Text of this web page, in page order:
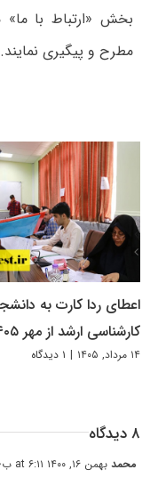
مطرح و پیگیری نمایند.
اعطای ردا کارت به
کارشناسی ارشد از مهر ۱۴۰۵
۱۴ مرداد, ۱۴۰۵ | ۱ دیدگاه
۸ دیدگاه
محمدبهمن ۱۶, ۱۴۰۰ at ۶:۱۱ ب٫ظ